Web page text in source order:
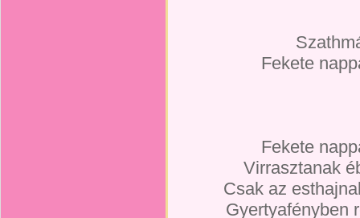
Fekete
Fekete
Virrasztanak
Csak az
Gyertyafényben